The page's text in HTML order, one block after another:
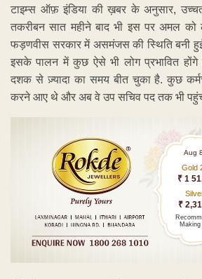
टाइम्स ऑफ़ इंडिया की ख़बर के अनुसार,
तकरीबन सात महीने बाद भी इस पर अमल को
फड़णवीस सरकार में असमंजस की स्थिति बनी
इसके पालन में कुछ ऐसे भी लोग प्रभावित होंगे
दशक से ज़्यादा का समय बीत चुका है. कुछ
करने आए थे और अब वे उप सचिव पद तक भी
Aug
Gold
₹ 1
₹